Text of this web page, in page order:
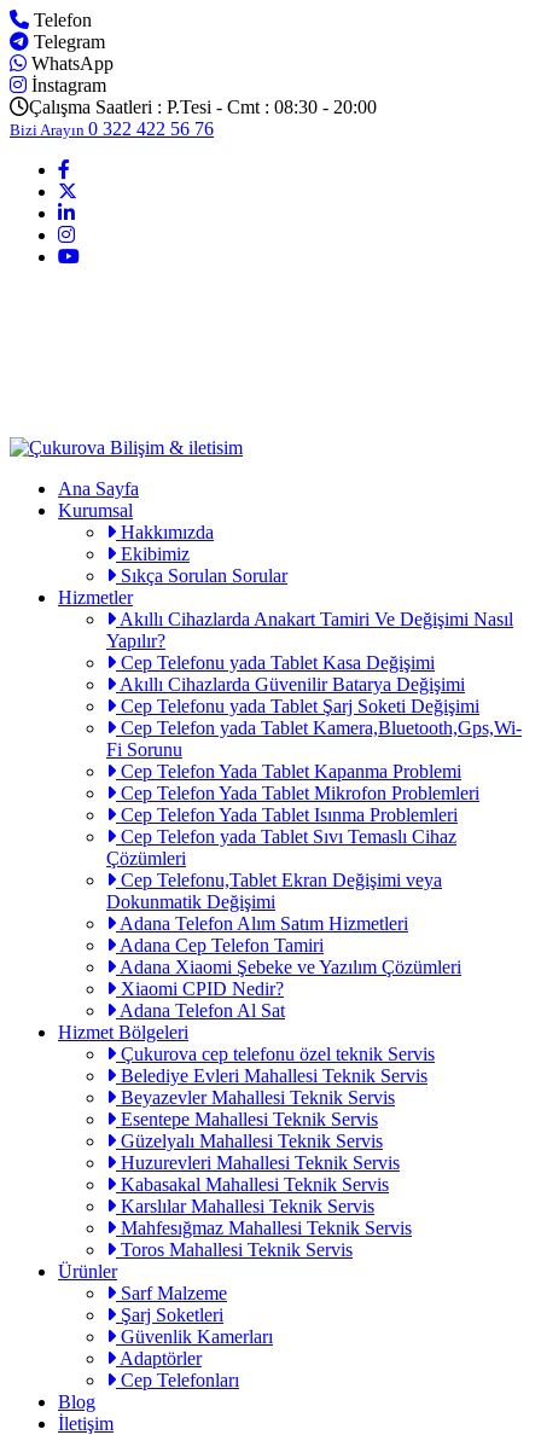
Telefon
Telegram
WhatsApp
İnstagram
Çalışma Saatleri : P.Tesi - Cmt : 08:30 - 20:00
Bizi Arayın 0 322 422 56 76
Ana Sayfa
Kurumsal
Hakkımızda
Ekibimiz
Sıkça Sorulan Sorular
Hizmetler
Akıllı Cihazlarda Anakart Tamiri Ve Değişimi Nasıl
Yapılır?
Cep Telefonu yada Tablet Kasa Değişimi
Akıllı Cihazlarda Güvenilir Batarya Değişimi
Cep Telefonu yada Tablet Şarj Soketi Değişimi
Cep Telefon yada Tablet Kamera,Bluetooth,Gps,Wi-
Fi Sorunu
Cep Telefon Yada Tablet Kapanma Problemi
Cep Telefon Yada Tablet Mikrofon Problemleri
Cep Telefon Yada Tablet Isınma Problemleri
Cep Telefon yada Tablet Sıvı Temaslı Cihaz
Çözümleri
Cep Telefonu,Tablet Ekran Değişimi veya
Dokunmatik Değişimi
Adana Telefon Alım Satım Hizmetleri
Adana Cep Telefon Tamiri
Adana Xiaomi Şebeke ve Yazılım Çözümleri
Xiaomi CPID Nedir?
Adana Telefon Al Sat
Hizmet Bölgeleri
Çukurova cep telefonu özel teknik Servis
Belediye Evleri Mahallesi Teknik Servis
Beyazevler Mahallesi Teknik Servis
Esentepe Mahallesi Teknik Servis
Güzelyalı Mahallesi Teknik Servis
Huzurevleri Mahallesi Teknik Servis
Kabasakal Mahallesi Teknik Servis
Karslılar Mahallesi Teknik Servis
Mahfesığmaz Mahallesi Teknik Servis
Toros Mahallesi Teknik Servis
Ürünler
Sarf Malzeme
Şarj Soketleri
Güvenlik Kamerları
Adaptörler
Cep Telefonları
Blog
İletişim